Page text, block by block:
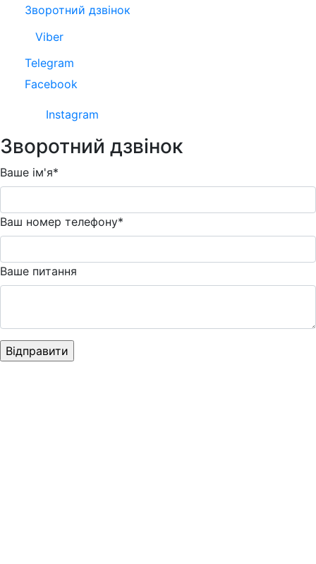
Зворотний дзвінок
Viber
Telegram
Facebook
Instagram
Зворотний дзвінок
Ваше ім'я*
Ваш номер телефону*
Ваше питання